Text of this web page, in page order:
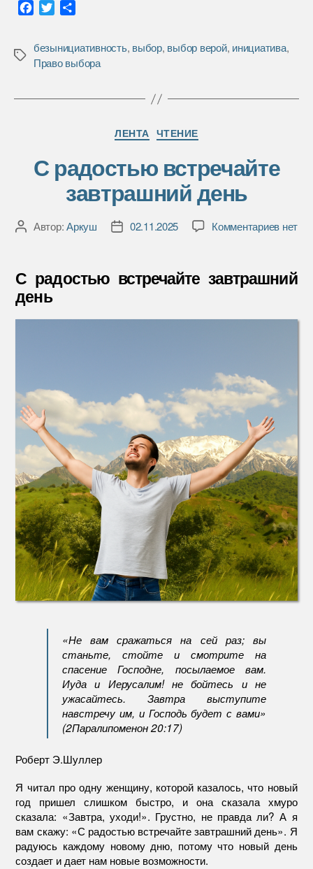
e
b
o
t
t
r
р
а
и
Метки
безынициативность, выбор, выбор верой, инициатива,
Право выбора
Рубрики
ЛЕНТА ЧТЕНИЕ
С радостью встречайте
завтрашний день
АвторАвтор:Аркуш
Дата02.11.2025 Комментариевк
день
нет
С радостью встречайте завтрашний
день
«Не вам сражаться на сей раз; вы
станьте, стойте и смотрите на
спасение Господне, посылаемое вам.
Иуда и Иерусалим! не бойтесь и не
ужасайтесь. Завтра выступите
навстречу им, и Господь будет с вами»
(2Паралипоменон 20:17)
Роберт Э.Шуллер
Я читал про одну женщину, которой казалось, что новый
год пришел слишком быстро, и она сказала хмуро
сказала: «Завтра, уходи!». Грустно, не правда ли? А я
вам скажу: «С радостью встречайте завтрашний день». Я
радуюсь каждому новому дню, потому что новый день
создает и дает нам новые возможности.